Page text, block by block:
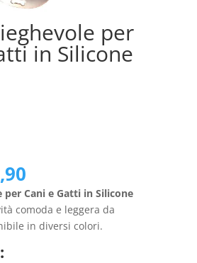
per
in Silicone
Il
prezzo
attuale
è:
€ 4,90.
per Cani e Gatti in Silicone
comoda e leggera da
in diversi colori.